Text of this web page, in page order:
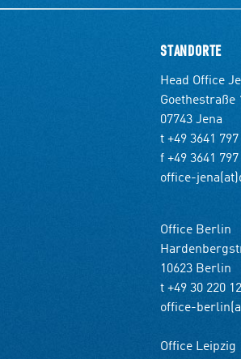
STANDORTE
Head Office
Goethestraße
07743 Jena
t +49 3641 797
f +49 3641 797
office-
Office Berlin
10623 Berlin
t +49 30 220
office-
Office Leipzig